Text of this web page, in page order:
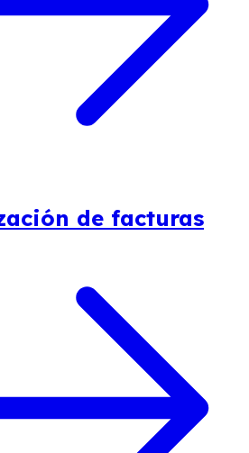
de facturas